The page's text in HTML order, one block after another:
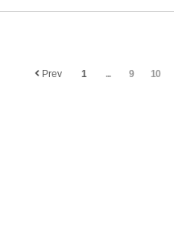
Prev 1 ... 9 10